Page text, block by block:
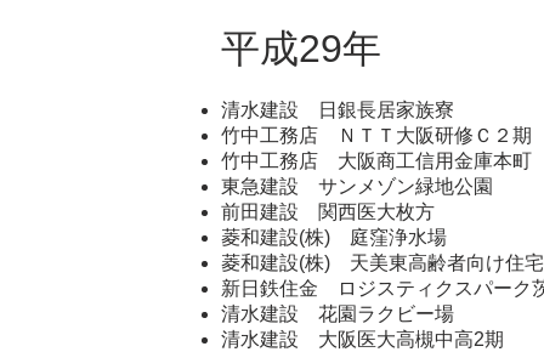
平成29年
清水建設 日銀長居家族寮
竹中工務店 ＮＴＴ大阪研修Ｃ２期
竹中工務店 大阪商工信用金庫本町
東急建設 サンメゾン緑地公園
前田建設 関西医大枚方
菱和建設(株) 庭窪浄水場
菱和建設(株) 天美東高齢者向け住宅
新日鉄住金 ロジスティクスパーク
清水建設 花園ラクビー場
清水建設 大阪医大高槻中高2期